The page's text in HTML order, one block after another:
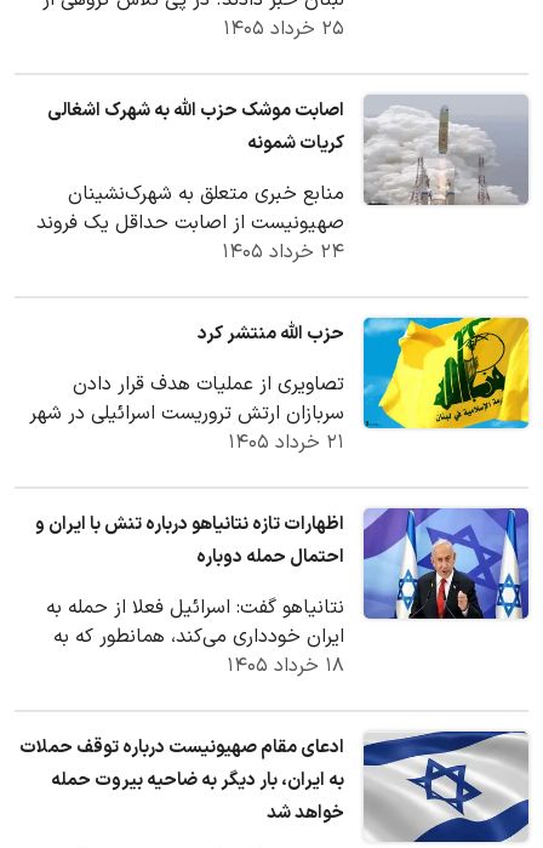
۲۵ خرداد ۱۴۰۵
اصابت موشک حزب الله به شهرک اشغالی
کریات شمونه
منابع خبری متعلق به شهرک‌نشینان
صهیونیست از اصابت حداقل یک فروند
موشک به شهرک «کریات شمونه» در شمال
۲۴ خرداد ۱۴۰۵
حزب الله منتشر کرد
تصاویری از عملیات هدف قرار دادن
سربازان ارتش تروریست اسرائیلی در شهر
خیام، جنوب لبنان، با هلیکوپتر تهاجمی
۲۱ خرداد ۱۴۰۵
اظهارات تازه نتانیاهو درباره تنش با ایران و
احتمال حمله دوباره
نتانیاهو گفت: اسرائیل فعلا از حمله به
ایران خودداری می‌کند، همانطور که به
دوستم پرزیدنت ترامپ میگویم: ما
۱۸ خرداد ۱۴۰۵
ادعای مقام صهیونیست درباره توقف حملات
به ایران، بار دیگر به ضاحیه بیروت حمله
خواهد شد